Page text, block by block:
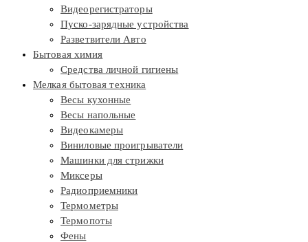
Видеорегистраторы
Пуско-зарядные устройства
Разветвители Авто
Бытовая химия
Средства личной гигиены
Мелкая бытовая техника
Весы кухонные
Весы напольные
Видеокамеры
Виниловые проигрыватели
Машинки для стрижки
Миксеры
Радиоприемники
Термометры
Термопоты
Фены